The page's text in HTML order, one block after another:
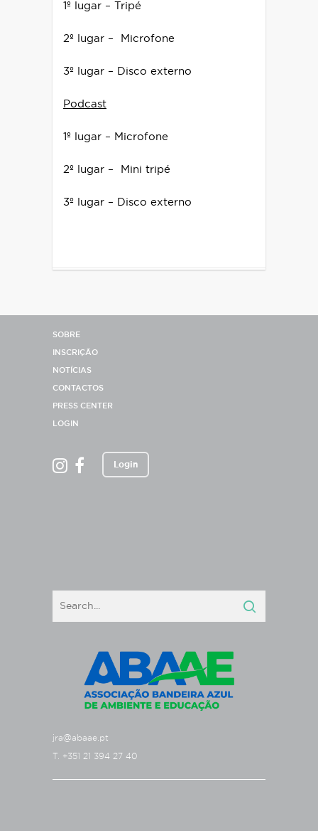
1º lugar – Tripé
2º lugar – Microfone
3º lugar – Disco externo
Podcast
1º lugar – Microfone
2º lugar – Mini tripé
3º lugar – Disco externo
SOBRE
INSCRIÇÃO
NOTÍCIAS
CONTACTOS
PRESS CENTER
LOGIN
Login
jra@abaae.pt
T. +351 21 394 27 40